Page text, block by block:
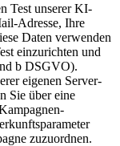
Test unserer KI-
Adresse, Ihre
Daten verwenden
einzurichten und
b DSGVO).
eigenen Server-
Sie über eine
zuzuordnen.